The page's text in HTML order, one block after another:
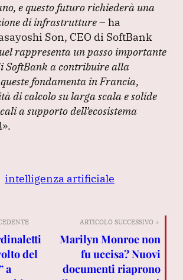
e questo futuro richiederà una
di infrastrutture– ha
Son, CEO di SoftBank
rappresenta un passo importante
SoftBank a contribuire alla
fondamenta in Francia,
di calcolo su larga scala e solide
a supporto dell’ecosistema
».
intelligenza artificiale
del
a
ARTICOLO SUCCESSIVO >
Marilyn Monroe non
fu uccisa? Nuovi
documenti riaprono